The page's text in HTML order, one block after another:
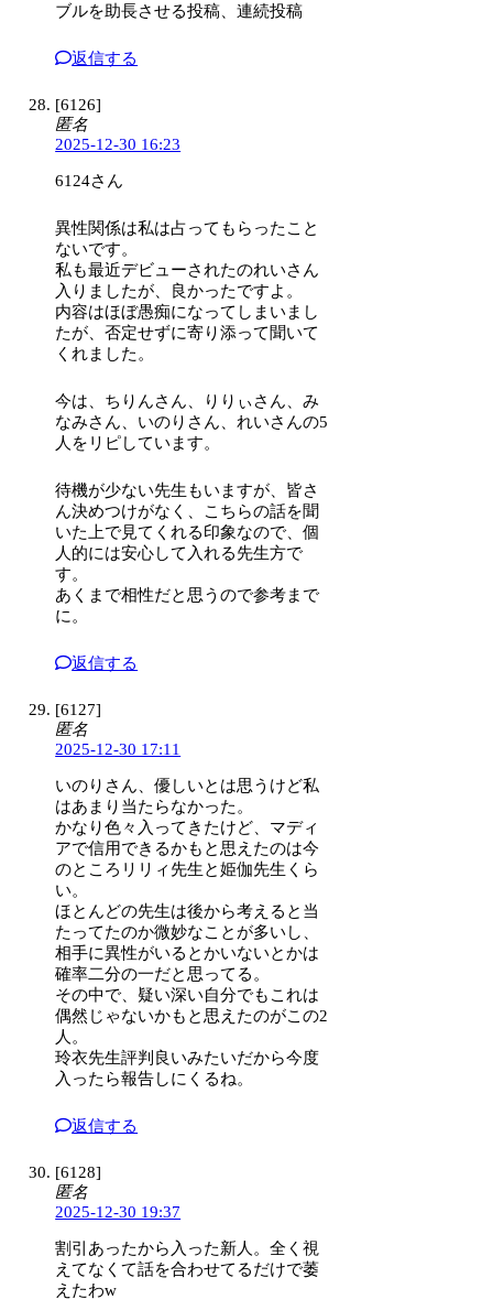
ブルを助長させる投稿、連続投稿
返信する
[6126]
匿名
2025-12-30 16:23
6124さん
異性関係は私は占ってもらったこと
ないです。
私も最近デビューされたのれいさん
入りましたが、良かったですよ。
内容はほぼ愚痴になってしまいまし
たが、否定せずに寄り添って聞いて
くれました。
今は、ちりんさん、りりぃさん、み
なみさん、いのりさん、れいさんの5
人をリピしています。
待機が少ない先生もいますが、皆さ
ん決めつけがなく、こちらの話を聞
いた上で見てくれる印象なので、個
人的には安心して入れる先生方で
す。
あくまで相性だと思うので参考まで
に。
返信する
[6127]
匿名
2025-12-30 17:11
いのりさん、優しいとは思うけど私
はあまり当たらなかった。
かなり色々入ってきたけど、マディ
アで信用できるかもと思えたのは今
のところリリィ先生と姫伽先生くら
い。
ほとんどの先生は後から考えると当
たってたのか微妙なことが多いし、
相手に異性がいるとかいないとかは
確率二分の一だと思ってる。
その中で、疑い深い自分でもこれは
偶然じゃないかもと思えたのがこの2
人。
玲衣先生評判良いみたいだから今度
入ったら報告しにくるね。
返信する
[6128]
匿名
2025-12-30 19:37
割引あったから入った新人。全く視
えてなくて話を合わせてるだけで萎
えたわw